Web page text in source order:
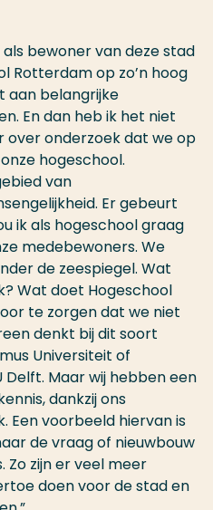
bewoner van deze stad
Rotterdam op zo’n hoog
aan belangrijke
En dan heb ik het niet
over onderzoek dat we op
hogeschool.
van
Er gebeurt
ik als hogeschool graag
medebewoners. We
de zeespiegel. Wat
Wat doet Hogeschool
te zorgen dat we niet
denkt bij dit soort
Universiteit of
Delft. Maar wij hebben een
dankzij ons
Een voorbeeld hiervan is
de vraag of nieuwbouw
Zo zijn er veel meer
doen voor de stad en